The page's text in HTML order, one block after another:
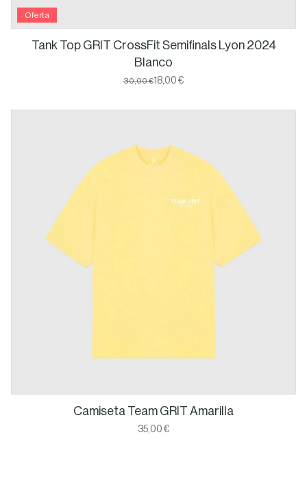
Oferta
Tank Top GRIT CrossFit Semifinals Lyon 2024
Blanco
30,00 €18,00 €
Camiseta Team GRIT Amarilla
35,00 €